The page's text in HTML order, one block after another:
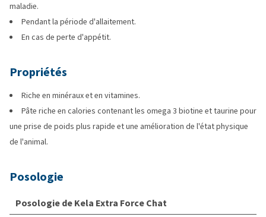
maladie.
Pendant la période d'allaitement.
En cas de perte d'appétit.
Propriétés
Riche en minéraux et en vitamines.
Pâte riche en calories contenant les omega 3 biotine et taurine pour
une prise de poids plus rapide et une amélioration de l'état physique
de l'animal.
Posologie
Posologie de Kela Extra Force Chat